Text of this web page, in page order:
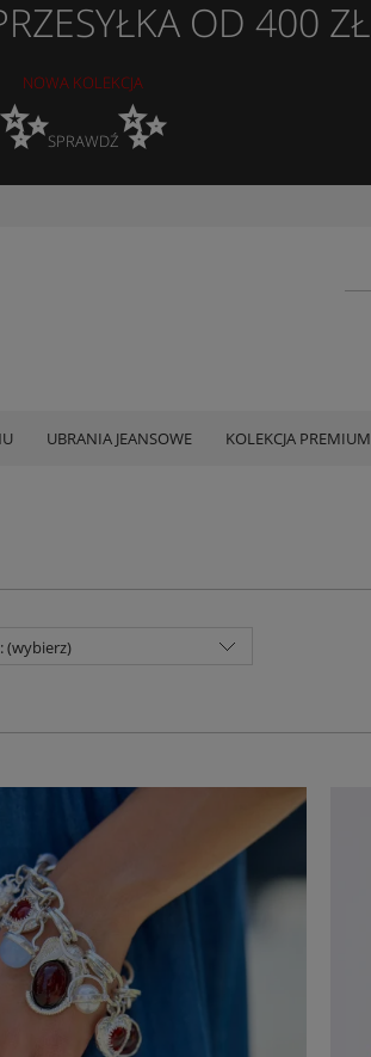
OD 400 ZŁ
NOWA KOLEKCJA
✨SPRAWDŹ✨
UBRANIA JEANSOWE KOLEKCJA PREMIUM
(wybierz)